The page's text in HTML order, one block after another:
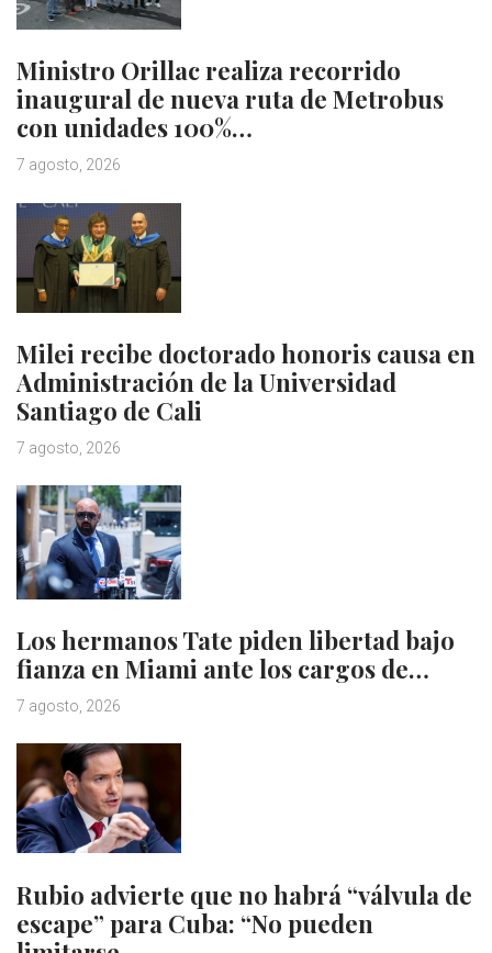
Ministro Orillac realiza recorrido
inaugural de nueva ruta de Metrobus
con unidades 100%…
7 agosto, 2026
Milei recibe doctorado honoris causa en
Administración de la Universidad
Santiago de Cali
7 agosto, 2026
Los hermanos Tate piden libertad bajo
fianza en Miami ante los cargos de…
7 agosto, 2026
Rubio advierte que no habrá “válvula de
escape” para Cuba: “No pueden